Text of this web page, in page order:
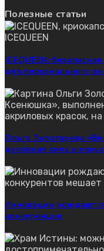
Полезные статьи
ICEQUEEN:
для персонального
Ольга Золотарева
духовная сила и
Инновации
конкуренции